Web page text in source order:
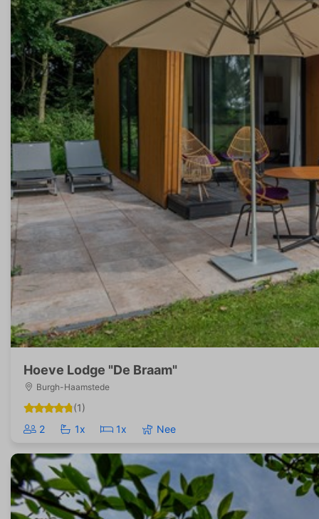
Hoeve Lodge "De Braam"
Burgh-Haamstede
(1)
2
1x 1x Nee